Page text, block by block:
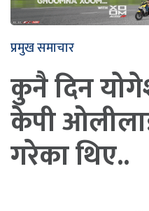
प्रमुख समाचार
कुनै दिन
केपी
गरेका थिए..